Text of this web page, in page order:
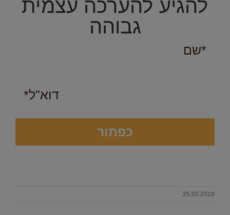
להגיע להערכה עצמית
גבוהה​
25.02.2018